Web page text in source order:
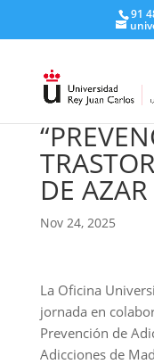
91
DE
Nov 24, 2025
La Oficina
jornada en
Prevención de
Adicciones de